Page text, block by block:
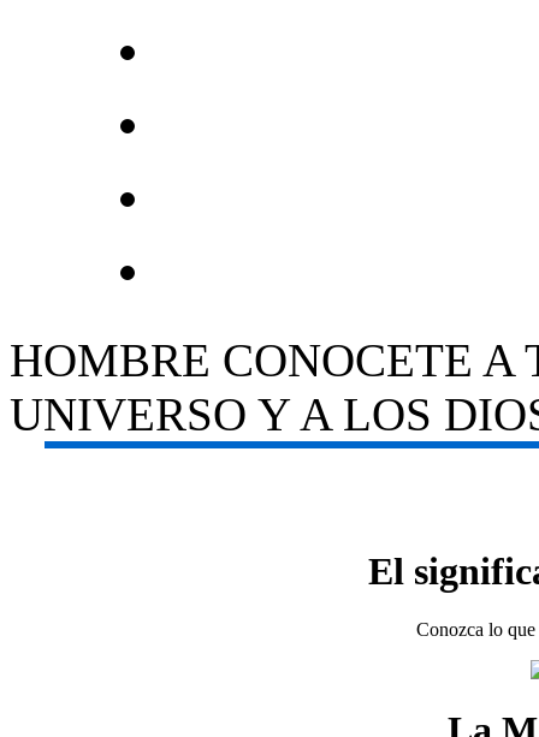
HOMBRE CONOCETE
UNIVERSO Y A LOS
El
Conozca lo